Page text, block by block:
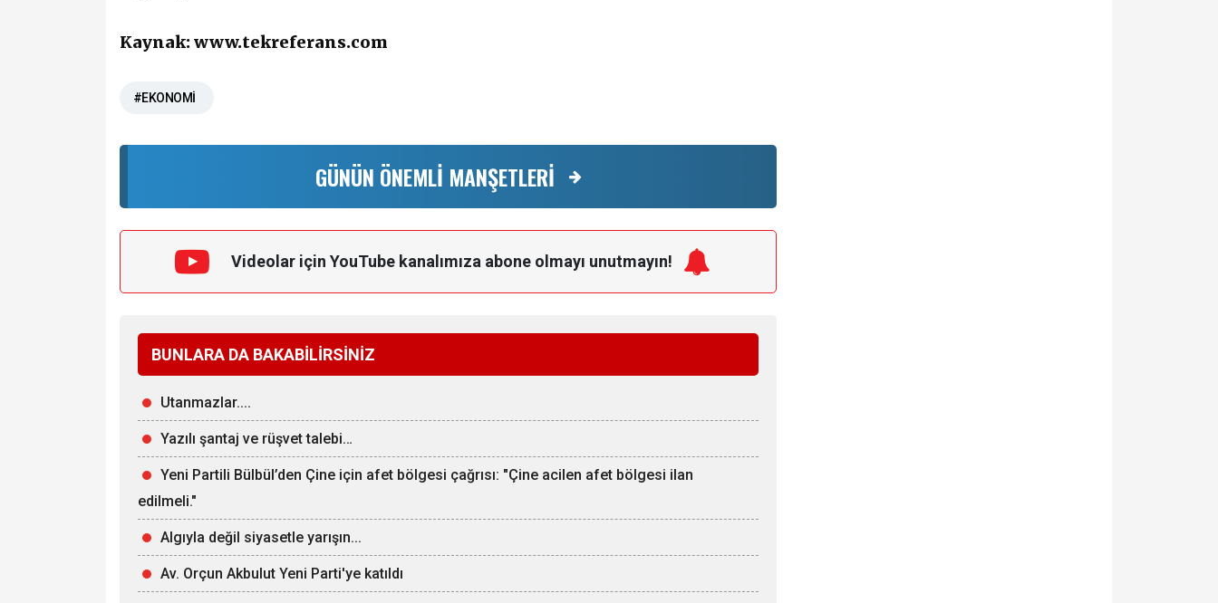
Kaynak:www.tekreferans.com
#EKONOMİ
GÜNÜN ÖNEMLİ MANŞETLERİ
Videolar için YouTube kanalımıza abone olmayı unutmayın!
BUNLARA DA BAKABİLİRSİNİZ
Utanmazlar....
Yazılı şantaj ve rüşvet talebi…
Yeni Partili Bülbül’den Çine için afet bölgesi çağrısı: "Çine acilen afet bölgesi ilan
edilmeli."
Algıyla değil siyasetle yarışın...
Av. Orçun Akbulut Yeni Parti'ye katıldı